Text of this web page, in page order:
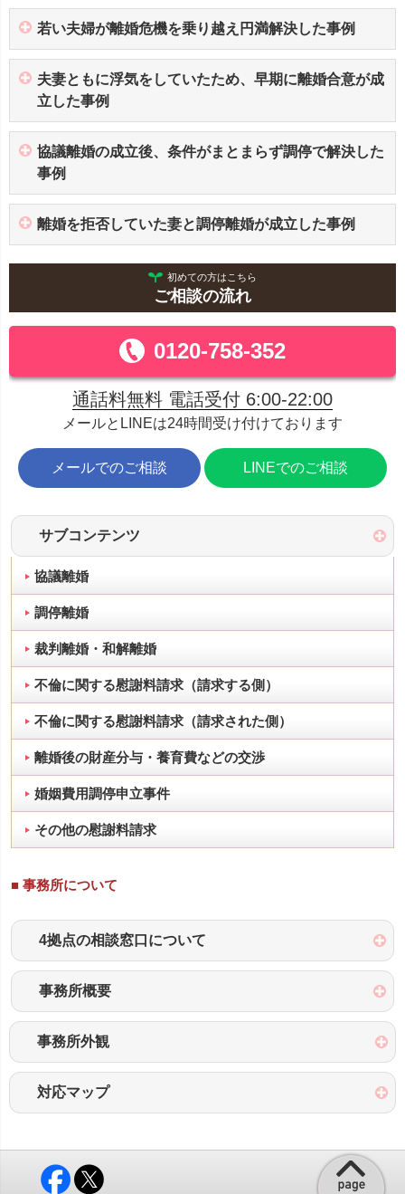
若い夫婦が離婚危機を乗り越え円満解決した事例
夫妻ともに浮気をしていたため、早期に離婚合意が成
立した事例
協議離婚の成立後、条件がまとまらず調停で解決した
事例
離婚を拒否していた妻と調停離婚が成立した事例
初めての方はこちら
ご相談の流れ
0120-758-352
通話料無料 電話受付 6:00-22:00
メールとLINEは24時間受け付けております
メールでのご相談 LINEでのご相談
サブコンテンツ
協議離婚
調停離婚
裁判離婚・和解離婚
不倫に関する慰謝料請求（請求する側）
不倫に関する慰謝料請求（請求された側）
離婚後の財産分与・養育費などの交渉
婚姻費用調停申立事件
その他の慰謝料請求
■ 事務所について
4拠点の相談窓口について
事務所概要
事務所外観
対応マップ